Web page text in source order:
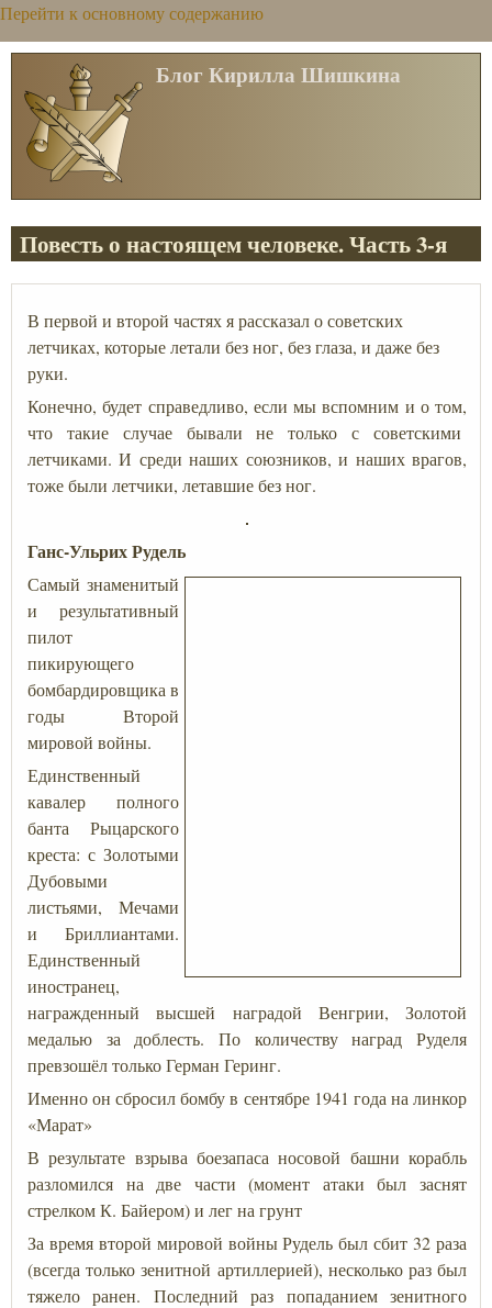
Перейти к основному содержанию
Блог Кирилла Шишкина
Повесть о настоящем человеке. Часть 3-я
В первой и второй частях я рассказал о советских
летчиках, которые летали без ног, без глаза, и даже без
руки.
Конечно, будет справедливо, если мы вспомним и о том,
что такие случае бывали не только с советскими
летчиками. И среди наших союзников, и наших врагов,
тоже были летчики, летавшие без ног.
Ганс-Ульрих Рудель
Самый знаменитый
и результативный
пилот
пикирующего
бомбардировщика в
годы Второй
мировой войны.
Единственный
кавалер полного
банта Рыцарского
креста: с Золотыми
Дубовыми
листьями, Мечами
и Бриллиантами.
Единственный
иностранец,
награжденный высшей наградой Венгрии, Золотой
медалью за доблесть. По количеству наград Руделя
превзошёл только Герман Геринг.
Именно он сбросил бомбу в сентябре 1941 года на линкор
«Марат»
В результате взрыва боезапаса носовой башни корабль
разломился на две части (момент атаки был заснят
стрелком К. Байером) и лег на грунт
За время второй мировой войны Рудель был сбит 32 раза
(всегда только зенитной артиллерией), несколько раз был
тяжело ранен. Последний раз попаданием зенитного